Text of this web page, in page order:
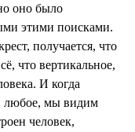
оно было
этими поисками.
получается, что
что вертикальное,
И когда
любое, мы видим
человек,